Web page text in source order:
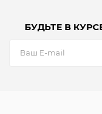
БУДЬТЕ В